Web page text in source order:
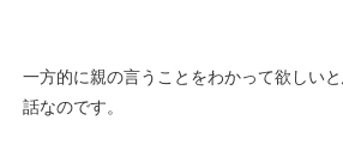
一方的に親の言うことをわかって欲しい
話なのです。